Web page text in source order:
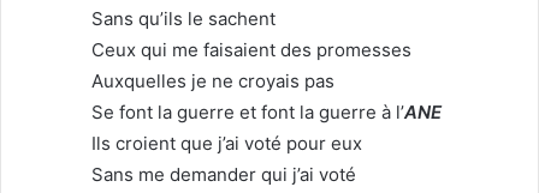
Sans qu’ils le sachent
Ceux qui me faisaient des promesses
Auxquelles je ne croyais pas
Se font la guerre et font la guerre à l’ANE
Ils croient que j’ai voté pour eux
Sans me demander qui j’ai voté